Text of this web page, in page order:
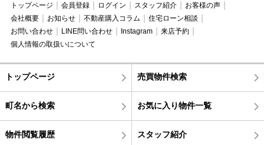
トップページ 会員登録 ログイン スタッフ紹介
お客様の声
会社概要
お知らせ 不動産購入コラム
住宅ローン相談
お問い合わせ
LINE問い合わせ Instagram
来店予約
個人情報の取扱いについて
トップページ 売買物件検索
町名から検索 お気に入り物件一覧
物件閲覧履歴 スタッフ紹介